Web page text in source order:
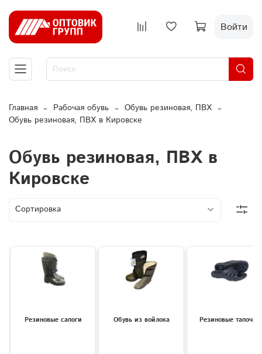
Войти
Главная Рабочая обувь
Обувь резиновая, ПВХ
Обувь резиновая, ПВХ в Кировске
Обувь резиновая, ПВХ в
Кировске
Резиновые сапоги Обувь из войлока Резиновые тапочки